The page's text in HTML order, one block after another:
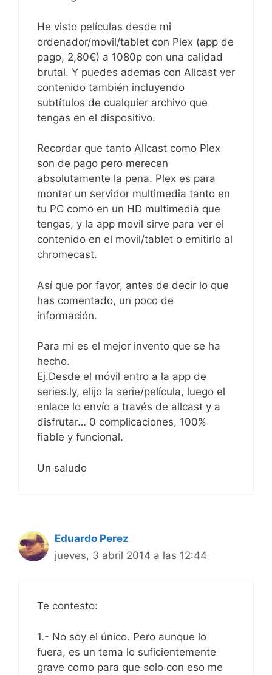
He visto películas desde mi
ordenador/movil/tablet con Plex (app de
pago, 2,80€) a 1080p con una calidad
brutal. Y puedes ademas con Allcast ver
contenido también incluyendo
subtítulos de cualquier archivo que
tengas en el dispositivo.
Recordar que tanto Allcast como Plex
son de pago pero merecen
absolutamente la pena. Plex es para
montar un servidor multimedia tanto en
tu PC como en un HD multimedia que
tengas, y la app movil sirve para ver el
contenido en el movil/tablet o emitirlo al
chromecast.
Así que por favor, antes de decir lo que
has comentado, un poco de
información.
Para mi es el mejor invento que se ha
hecho.
Ej.Desde el móvil entro a la app de
series.ly, elijo la serie/película, luego el
enlace lo envío a través de allcast y a
disfrutar… 0 complicaciones, 100%
fiable y funcional.
Un saludo
Eduardo Perez
jueves, 3 abril 2014 a las 12:44
Te contesto:
1.- No soy el único. Pero aunque lo
fuera, es un tema lo suficientemente
grave como para que solo con eso me